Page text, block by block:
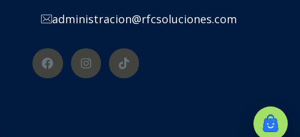
administracion@rfcsoluciones.com